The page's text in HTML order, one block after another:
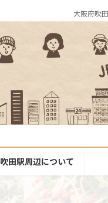
大阪府吹
吹田駅周辺について